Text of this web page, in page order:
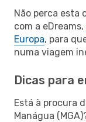
Não perca esta
com a eDreams,
Europa, para
numa viagem
Dicas para
Está à procura
Manágua